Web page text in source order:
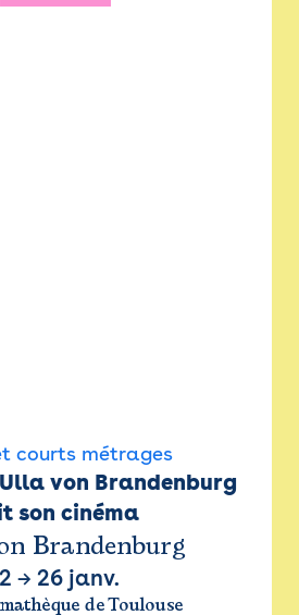
courts métrages
von Brandenburg
son cinéma
Brandenburg
→ 26 janv.
de Toulouse